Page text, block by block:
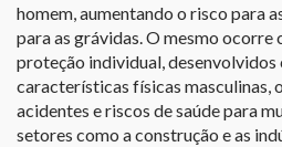
homem, aumentando o risco para
para as grávidas. O mesmo ocorre
proteção individual, desenvolvidos
características físicas masculinas,
acidentes e riscos de saúde para
setores como a construção e as